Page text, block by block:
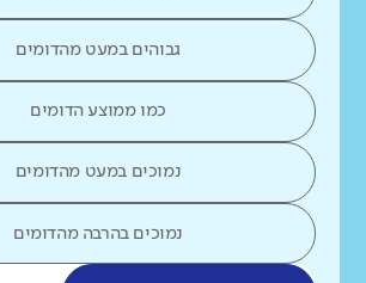
גבוהים במעט מהדומים
כמו ממוצע הדומים
נמוכים במעט מהדומים
נמוכים בהרבה מהדומים